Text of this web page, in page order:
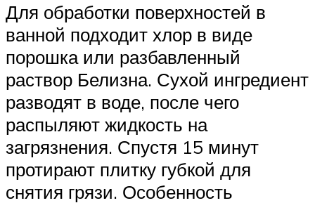
Для обработки поверхностей в
ванной подходит хлор в виде
порошка или разбавленный
раствор Белизна. Сухой ингредиент
разводят в воде, после чего
распыляют жидкость на
загрязнения. Спустя 15 минут
протирают плитку губкой для
снятия грязи. Особенность